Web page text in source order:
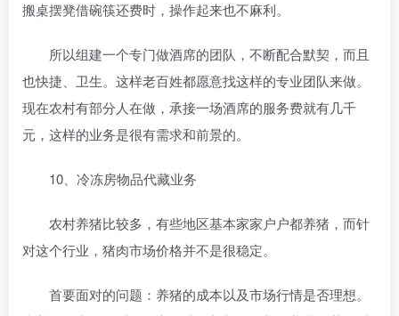
搬桌摆凳借碗筷还费时，操作起来也不麻利。
所以组建一个专门做酒席的团队，不断配合默契，而且
也快捷、卫生。这样老百姓都愿意找这样的专业团队来做。
现在农村有部分人在做，承接一场酒席的服务费就有几千
元，这样的业务是很有需求和前景的。
10、冷冻房物品代藏业务
农村养猪比较多，有些地区基本家家户户都养猪，而针
对这个行业，猪肉市场价格并不是很稳定。
首要面对的问题：养猪的成本以及市场行情是否理想。